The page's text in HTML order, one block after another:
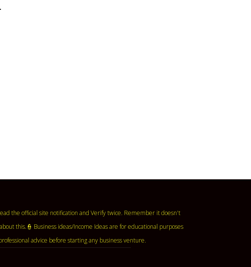
read the official site notification and Verify twice. Remember it doesn't
this.👮 Business ideas/Income Ideas are for educational purposes
advice before starting any business venture.